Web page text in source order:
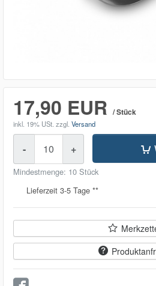
17,90 EUR / Stück
inkl. 19% USt. zzgl. Versand
- +
Mindestmenge: 10 Stück
Lieferzeit 3-5 Tage **